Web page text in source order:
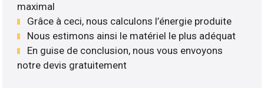
maximal
Grâce à ceci, nous calculons l’énergie produite
Nous estimons ainsi le matériel le plus adéquat
En guise de conclusion, nous vous envoyons
notre devis gratuitement